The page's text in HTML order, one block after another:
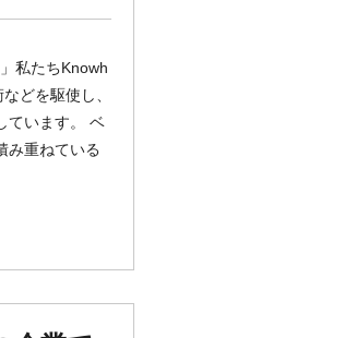
私たちKnowh
どを駆使し、
ています。 ベ
み重ねている